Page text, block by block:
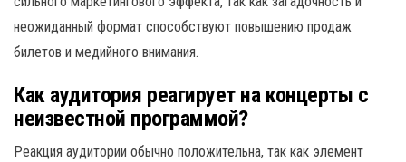
неожиданный формат способствуют повышению продаж
билетов и медийного внимания.
Как аудитория реагирует на концерты с
неизвестной программой?
Реакция аудитории обычно положительна, так как элемент